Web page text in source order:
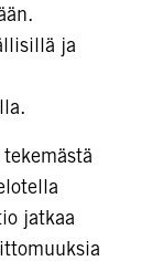
ja
jatkaa